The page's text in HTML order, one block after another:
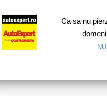
Test drive
Ca sa nu